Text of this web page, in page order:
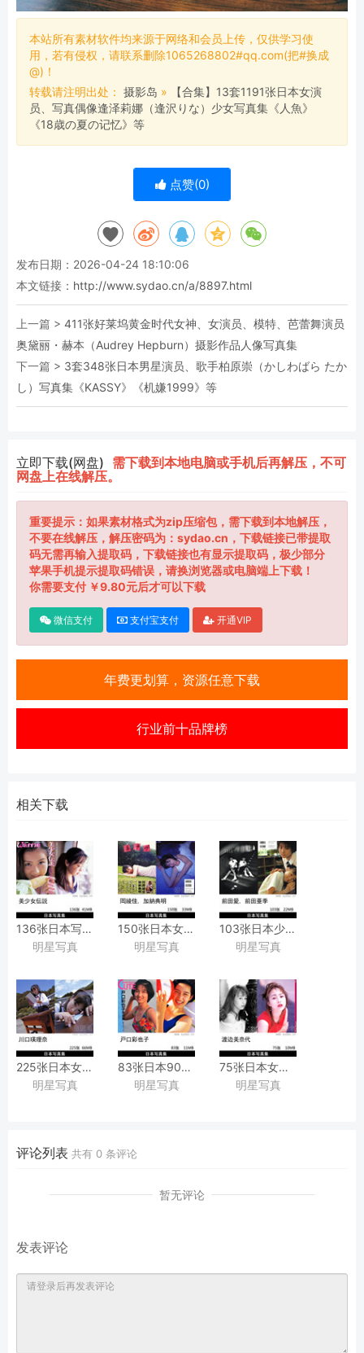
本站所有素材软件均来源于网络和会员上传，仅供学习使
用，若有侵权，请联系删除1065268802#qq.com(把#换成
@)！
转载请注明出处： 摄影岛 »
【合集】13套1191张日本女演
员、写真偶像逢泽莉娜（逢沢りな）少女写真集《人魚》
《18歳の夏の记忆》等
点赞(0)
发布日期：2026-04-24 18:10:06
本文链接： http://www.sydao.cn/a/8897.html
上一篇 > 411张好莱坞黄金时代女神、女演员、模特、芭蕾舞演员
奥黛丽・赫本（Audrey Hepburn）摄影作品人像写真集
下一篇 > 3套348张日本男星演员、歌手柏原崇（かしわばら たか
し）写真集《KASSY》《机嫌1999》等
立即下载(网盘) 需下载到本地电脑或手机后再解压，不可
网盘上在线解压。
重要提示：如果素材格式为zip压缩包，需下载到本地解压，
不要在线解压，解压密码为：sydao.cn，下载链接已带提取
码无需再输入提取码，下载链接也有显示提取码，极少部分
苹果手机提示提取码错误，请换浏览器或电脑端上下载！
你需要支付 ￥9.80元后才可以下载
微信支付 支付宝支付 开通VIP
年费更划算，资源任意下载
行业前十品牌榜
相关下载
136张日本写真偶像模特美少女女星泳装艺术写真集
[ワッフル
特別編集]
『美少女伝説』
明星写真
150张日本女星村岡綾佳泳装内衣写真集
『あやか』
[竹書房]
撮影作品
明星写真
103张日本少女前田愛,
前田亜季复古胶片写真
亜季写真集
1311』
[ワニブックス
[，
藤井春日摄影作品
明星写真
225张日本女星美少女川口瑛理奈写真集
『瞳☆キララ
明星写真
83张日本90年代写真偶像戸口彩也子
（とぐち
《CUTE》
明星写真
75张日本女星昭和写真偶像
明星写真
评论列表 共有 0 条评论
暂无评论
发表评论